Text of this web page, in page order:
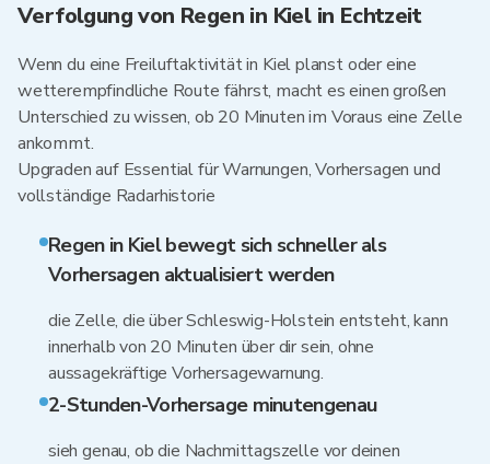
Verfolgung von Regen in Kiel in Echtzeit
Wenn du eine Freiluftaktivität in Kiel planst oder eine
wetterempfindliche Route fährst, macht es einen großen
Unterschied zu wissen, ob 20 Minuten im Voraus eine Zelle
ankommt.
Upgraden auf Essential für Warnungen, Vorhersagen und
vollständige Radarhistorie
Regen in Kiel bewegt sich schneller als
Vorhersagen aktualisiert werden
die Zelle, die über Schleswig-Holstein entsteht, kann
innerhalb von 20 Minuten über dir sein, ohne
aussagekräftige Vorhersagewarnung.
2-Stunden-Vorhersage minutengenau
sieh genau, ob die Nachmittagszelle vor deinen